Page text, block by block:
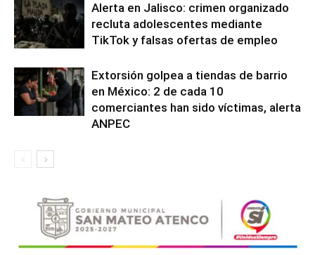
Alerta en Jalisco: crimen organizado
recluta adolescentes mediante
TikTok y falsas ofertas de empleo
Extorsión golpea a tiendas de barrio
en México: 2 de cada 10
comerciantes han sido víctimas, alerta
ANPEC